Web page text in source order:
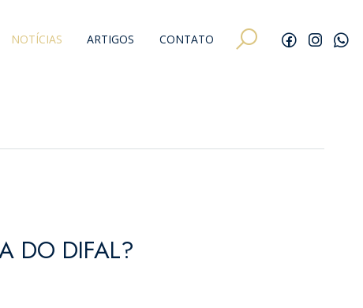
NOTÍCIAS ARTIGOS CONTATO
DO DIFAL?